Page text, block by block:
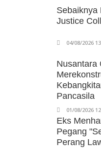
Rugi Rp
06/08/2026
KPK
Dollar
Kuansing
05/08/2026
Sebaiknya
Justice
04/08/2026
Nusantara
Pancasila
01/08/2026
Eks
Pegang
Perang